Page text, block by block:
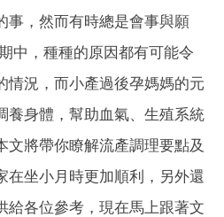
事，然而有時總是會事與願
中，種種的原因都有可能令
情況，而小產過後孕媽媽的元
養身體，幫助血氣、生殖系統
文將帶你瞭解流產調理要點及
在坐小月時更加順利，另外還
給各位參考，現在馬上跟著文